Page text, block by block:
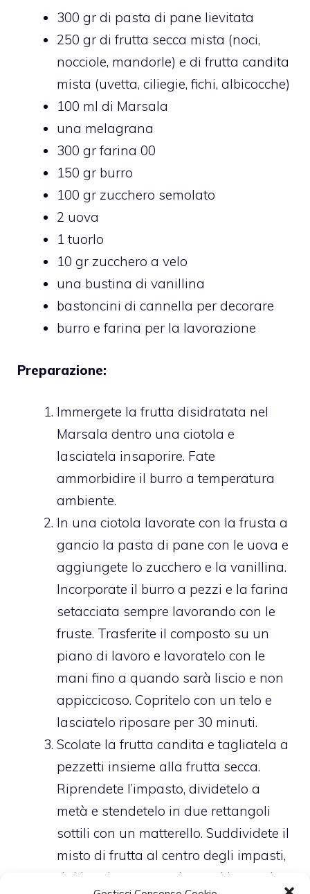
300 gr di pasta di pane lievitata
250 gr di frutta secca mista (noci,
nocciole, mandorle) e di frutta candita
mista (uvetta, ciliegie, fichi, albicocche)
100 ml di Marsala
una melagrana
300 gr farina 00
150 gr burro
100 gr zucchero semolato
2 uova
1 tuorlo
10 gr zucchero a velo
una bustina di vanillina
bastoncini di cannella per decorare
burro e farina per la lavorazione
Preparazione:
Immergete la frutta disidratata nel
Marsala dentro una ciotola e
lasciatela insaporire. Fate
ammorbidire il burro a temperatura
ambiente.
In una ciotola lavorate con la frusta a
gancio la pasta di pane con le uova e
aggiungete lo zucchero e la vanillina.
Incorporate il burro a pezzi e la farina
setacciata sempre lavorando con le
fruste. Trasferite il composto su un
piano di lavoro e lavoratelo con le
mani fino a quando sarà liscio e non
appiccicoso. Copritelo con un telo e
lasciatelo riposare per 30 minuti.
Scolate la frutta candita e tagliatela a
pezzetti insieme alla frutta secca.
Riprendete l’impasto, dividetelo a
metà e stendetelo in due rettangoli
sottili con un matterello. Suddividete il
misto di frutta al centro degli impasti,
dal lato lungo, avvolgete gi impasti